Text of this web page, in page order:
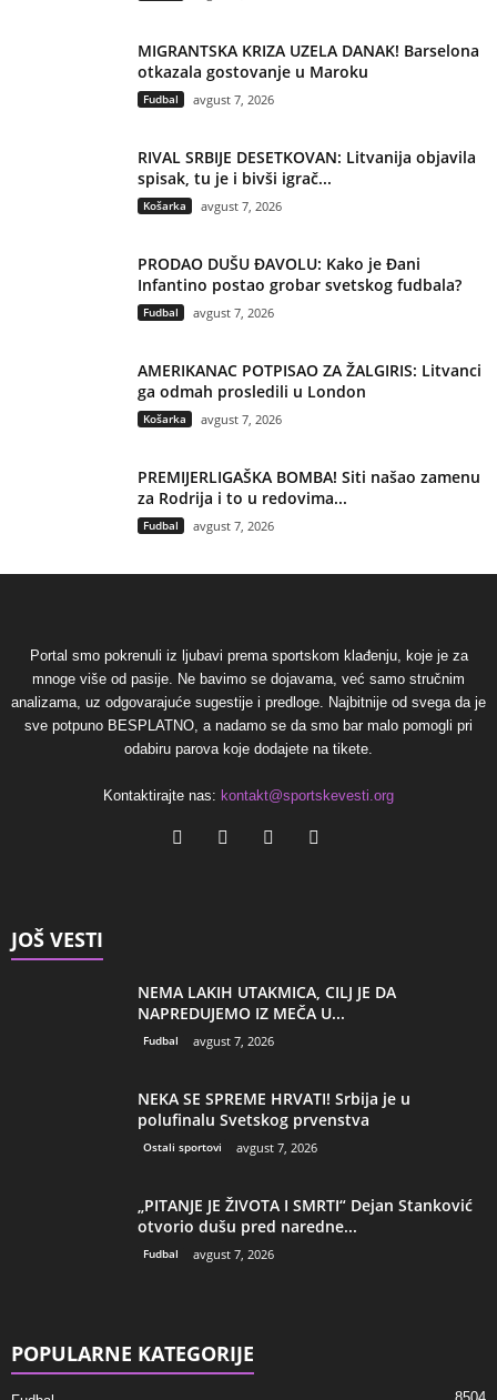
MIGRANTSKA KRIZA UZELA DANAK! Barselona
otkazala gostovanje u Maroku
Fudbal avgust 7, 2026
RIVAL SRBIJE DESETKOVAN: Litvanija objavila
spisak, tu je i bivši igrač...
Košarka avgust 7, 2026
PRODAO DUŠU ĐAVOLU: Kako je Đani
Infantino postao grobar svetskog fudbala?
Fudbal avgust 7, 2026
AMERIKANAC POTPISAO ZA ŽALGIRIS: Litvanci
ga odmah prosledili u London
Košarka avgust 7, 2026
PREMIJERLIGAŠKA BOMBA! Siti našao zamenu
za Rodrija i to u redovima...
Fudbal avgust 7, 2026
Portal smo pokrenuli iz ljubavi prema sportskom klađenju, koje je za
mnoge više od pasije. Ne bavimo se dojavama, već samo stručnim
analizama, uz odgovarajuće sugestije i predloge. Najbitnije od svega da je
sve potpuno BESPLATNO, a nadamo se da smo bar malo pomogli pri
odabiru parova koje dodajete na tikete.
Kontaktirajte nas: kontakt@sportskevesti.org
JOŠ VESTI
NEMA LAKIH UTAKMICA, CILJ JE DA
NAPREDUJEMO IZ MEČA U...
Fudbal avgust 7, 2026
NEKA SE SPREME HRVATI! Srbija je u
polufinalu Svetskog prvenstva
Ostali sportovi avgust 7, 2026
„PITANJE JE ŽIVOTA I SMRTI“ Dejan Stanković
otvorio dušu pred naredne...
Fudbal avgust 7, 2026
POPULARNE KATEGORIJE